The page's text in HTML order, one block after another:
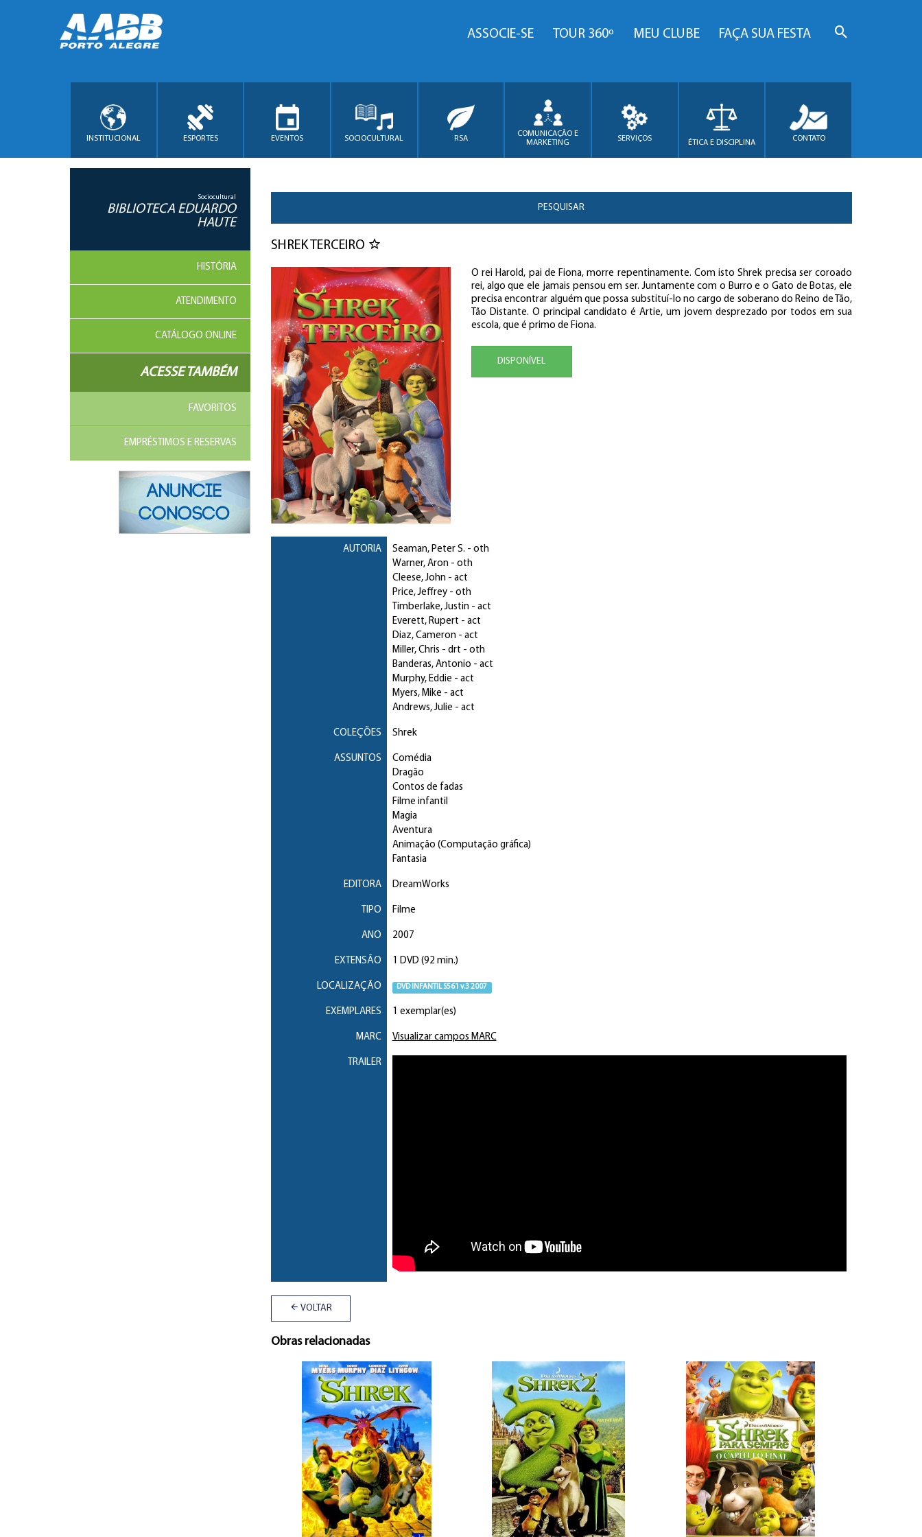
ASSOCIE-SE TOUR 360º MEU CLUBE FAÇA SUA FESTA
INSTITUCIONAL ESPORTES EVENTOS SOCIOCULTURAL RSA
COMUNICAÇÃO E
MARKETING
SERVIÇOS ÉTICA E DISCIPLINA CONTATO
Sociocultural
BIBLIOTECA EDUARDO
HAUTE
HISTÓRIA
ATENDIMENTO
CATÁLOGO ONLINE
ACESSE TAMBÉM
FAVORITOS
EMPRÉSTIMOS E RESERVAS
PESQUISAR
SHREK TERCEIRO
O rei Harold, pai de Fiona, morre repentinamente. Com isto Shrek precisa ser coroado
rei, algo que ele jamais pensou em ser. Juntamente com o Burro e o Gato de Botas, ele
precisa encontrar alguém que possa substituí-lo no cargo de soberano do Reino de Tão,
Tão Distante. O principal candidato é Artie, um jovem desprezado por todos em sua
escola, que é primo de Fiona.
DISPONÍVEL
AUTORIA Seaman, Peter S. - oth
Warner, Aron - oth
Cleese, John - act
Price, Jeffrey- oth
Timberlake, Justin - act
Everett, Rupert - act
Diaz, Cameron - act
Miller, Chris - drt - oth
Banderas, Antonio - act
Murphy, Eddie - act
Myers, Mike - act
Andrews, Julie - act
COLEÇÕES Shrek
ASSUNTOS
Comédia
Dragão
Contos de fadas
Filme infantil
Magia
Aventura
Animação (Computação gráfica)
Fantasia
EDITORA DreamWorks
TIPO Filme
ANO 2007
EXTENSÃO 1 DVD (92 min.)
LOCALIZAÇÃO DVD INFANTIL S561 v.3 2007
EXEMPLARES 1 exemplar(es)
MARC Visualizar campos MARC
TRAILER
VOLTAR
Obras relacionadas